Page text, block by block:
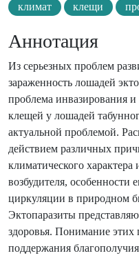
климат
клещи
Аннотация
Из серьезных проблем
зараженность лошадей
проблема инвазирования и
клещей у лошадей
актуальной проблемой.
действием различных
климатического
возбудителя, особенности
циркуляции в природном
Эктопаразиты
здоровья. Понимание этих
поддержания